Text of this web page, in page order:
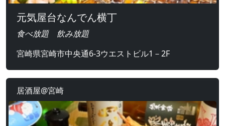
元気屋台なんでん横丁
食べ放題 飲み放題
宮崎県宮崎市中央通6-3ウエストビル1－2F
居酒屋@宮崎